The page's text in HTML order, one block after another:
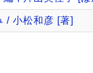
/ 小松和彦 [著]